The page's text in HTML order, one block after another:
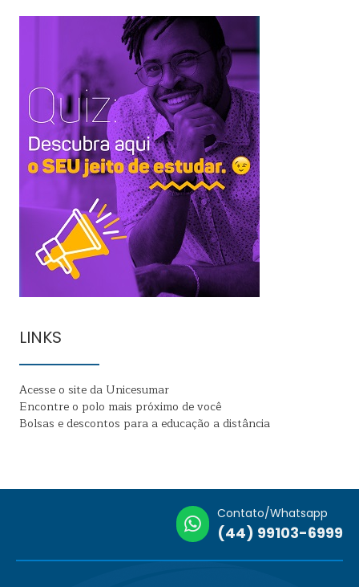
LINKS
Acesse o site da Unicesumar
Encontre o polo mais próximo de você
Bolsas e descontos para a educação a distância
Contato/Whatsapp
(44) 99103-6999